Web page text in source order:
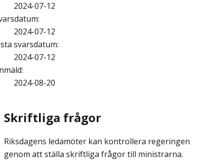
2024-07-12
:
2024-07-12
svarsdatum:
2024-07-12
:
2024-08-20
Skriftliga frågor
Riksdagens ledamöter kan kontrollera regeringen
genom att ställa skriftliga frågor till ministrarna.